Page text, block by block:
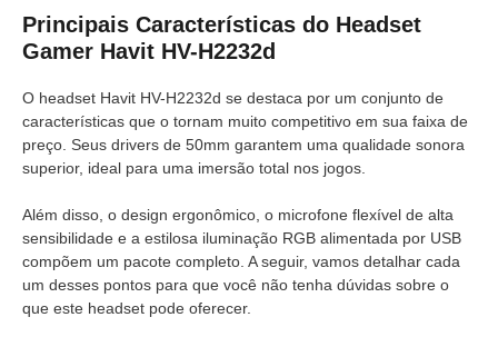
Principais Características do Headset
Gamer Havit HV-H2232d
O headset Havit HV-H2232d se destaca por um conjunto de
características que o tornam muito competitivo em sua faixa de
preço. Seus drivers de 50mm garantem uma qualidade sonora
superior, ideal para uma imersão total nos jogos.
Além disso, o design ergonômico, o microfone flexível de alta
sensibilidade e a estilosa iluminação RGB alimentada por USB
compõem um pacote completo. A seguir, vamos detalhar cada
um desses pontos para que você não tenha dúvidas sobre o
que este headset pode oferecer.